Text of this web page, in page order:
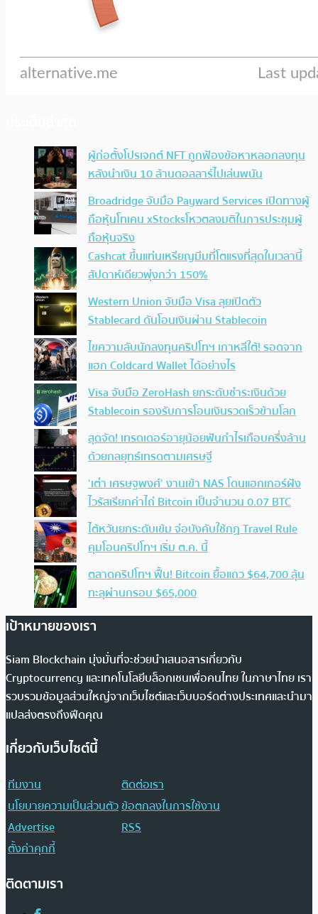
ผู้ก่อตั้งโปรเจกต์ NFT ถูกฟ้องข้อหาหลอกลงทุน
หลังนำเงิน 10 ล้านดอลลาร์ไปเล่นพนัน
Broadridge จับมือ Payward Services เปิดทางผู้
ถือหุ้นโทเคน xStocksโหวตลงมติในการประชุมผู้
ถือหุ้นจริง
Cashcat ขึ้นแท่นเหรียญมีมที่โตแรงที่สุดในเวลานี้
สัปดาห์เดียวพุ่งกว่า 150%
Western Union จับมือ Visa ลุยเปิดตัว
Stablecard ดันโอนเงินผ่าน Stablecoin
ไขความลับนักลงทุนคริปโทฯ เกาหลีใต้! รอดจาก
แฮก Coldcard Wallet ได้อย่างไร
Visa จับมือ ZeroHash ยกระดับชำระเงินด้วย
Stablecoin รองรับการโอนเงินรวดเร็วข้ามโลก
สุดจัด! เทรดเดอร์อายุน้อยฟันกำไรเกือบครึ่งล้าน
ด้วยกลยุทธ์เทรดตามเศรษฐี
‘เต๋า เศรษฐพงศ์’ งานเข้า NAS โดนแฮกเกอร์ฝัง
ไวรัสเรียกค่าไถ่ Bitcoin เป็นจำนวน 0.07 BTC
ไต้หวันยกระดับเข้ม จ่อบังคับใช้กฏ Travel Rule
คุมโอนคริปโทฯ เริ่ม ต.ค. นี้
ตลาดคริปโทฯ ฟื้น! Bitcoin ยื้อแถว $64,700 ลุ้น
ทะลุผ่านกรอบ $65,000
เป้าหมายของเรา
Siam Blockchain มุ่งมั่นที่จะช่วยนำเสนอสารเกี่ยวกับ
Cryptocurrency และเทคโนโลยีบล็อกเชนเพื่อคนไทย ในภาษาไทย เรา
รวบรวมข้อมูลส่วนใหญ่จากเว็บไซต์และเว็บบอร์ดต่างประเทศและนำมา
แปลส่งตรงถึงฟีดคุณ
เกี่ยวกับเว็บไซต์นี้
ทีมงาน
ติดต่อเรา
นโยบายความเป็นส่วนตัวข้อตกลงในการใช้งาน
Advertise
RSS
ตั้งค่าคุกกี้
ติดตามเรา